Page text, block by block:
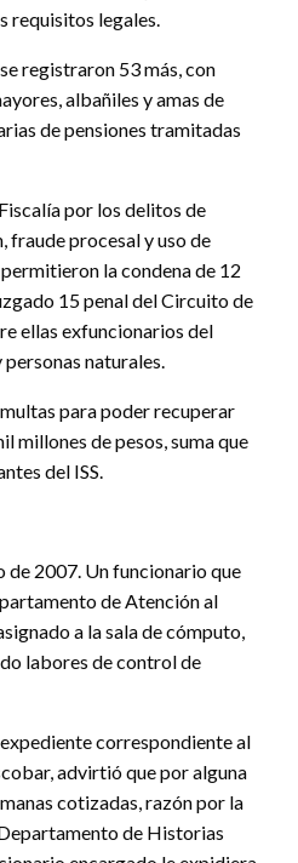
requisitos legales.
registraron 53 más, con
albañiles y amas de
de pensiones tramitadas
por los delitos de
fraude procesal y uso de
la condena de 12
15 penal del Circuito de
ellas exfuncionarios del
naturales.
para poder recuperar
millones de pesos, suma que
del ISS.
de 2007. Un funcionario que
de Atención al
a la sala de cómputo,
labores de control de
correspondiente al
advirtió que por alguna
cotizadas, razón por la
de Historias